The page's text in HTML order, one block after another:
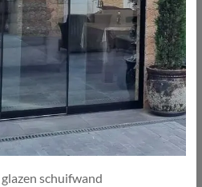
schuifwand